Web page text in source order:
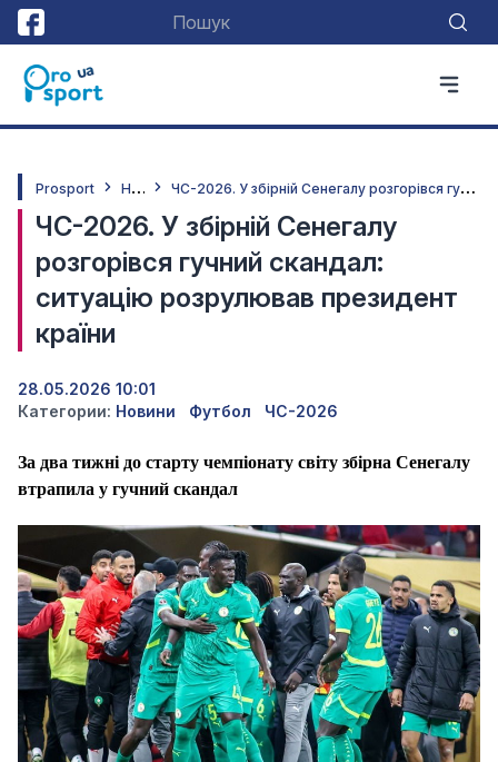
Prosport Н
овини Ч
С-2026. У збірній Сенегалу розгорівся гучний скандал: ситуацію розрулював президент країни
ЧС-2026. У збірній Сенегалу
розгорівся гучний скандал:
ситуацію розрулював президент
країни
28.05.2026 10:01
Категории: Новини Футбол ЧС-2026
За два тижні до старту чемпіонату світу збірна Сенегалу
втрапила у гучний скандал